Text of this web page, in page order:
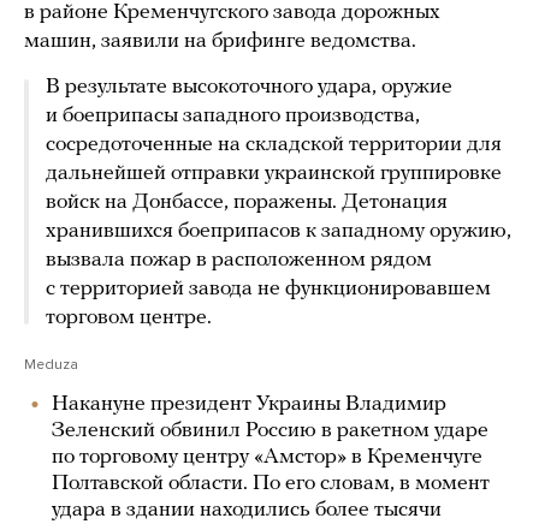
в районе Кременчугского завода дорожных
машин, заявили на брифинге ведомства.
В результате высокоточного удара, оружие
и боеприпасы западного производства,
сосредоточенные на складской территории для
дальнейшей отправки украинской группировке
войск на Донбассе, поражены. Детонация
хранившихся боеприпасов к западному оружию,
вызвала пожар в расположенном рядом
с территорией завода не функционировавшем
торговом центре.
Meduza
Накануне президент Украины Владимир
Зеленский обвинил Россию в ракетном ударе
по торговому центру «Амстор» в Кременчуге
Полтавской области. По его словам, в момент
удара в здании находились более тысячи